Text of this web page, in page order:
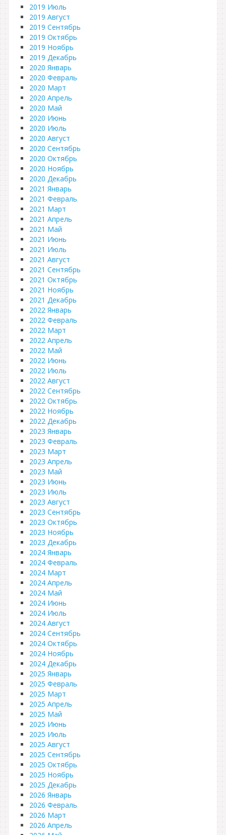
2019 Июль
2019 Август
2019 Сентябрь
2019 Октябрь
2019 Ноябрь
2019 Декабрь
2020 Январь
2020 Февраль
2020 Март
2020 Апрель
2020 Май
2020 Июнь
2020 Июль
2020 Август
2020 Сентябрь
2020 Октябрь
2020 Ноябрь
2020 Декабрь
2021 Январь
2021 Февраль
2021 Март
2021 Апрель
2021 Май
2021 Июнь
2021 Июль
2021 Август
2021 Сентябрь
2021 Октябрь
2021 Ноябрь
2021 Декабрь
2022 Январь
2022 Февраль
2022 Март
2022 Апрель
2022 Май
2022 Июнь
2022 Июль
2022 Август
2022 Сентябрь
2022 Октябрь
2022 Ноябрь
2022 Декабрь
2023 Январь
2023 Февраль
2023 Март
2023 Апрель
2023 Май
2023 Июнь
2023 Июль
2023 Август
2023 Сентябрь
2023 Октябрь
2023 Ноябрь
2023 Декабрь
2024 Январь
2024 Февраль
2024 Март
2024 Апрель
2024 Май
2024 Июнь
2024 Июль
2024 Август
2024 Сентябрь
2024 Октябрь
2024 Ноябрь
2024 Декабрь
2025 Январь
2025 Февраль
2025 Март
2025 Апрель
2025 Май
2025 Июнь
2025 Июль
2025 Август
2025 Сентябрь
2025 Октябрь
2025 Ноябрь
2025 Декабрь
2026 Январь
2026 Февраль
2026 Март
2026 Апрель